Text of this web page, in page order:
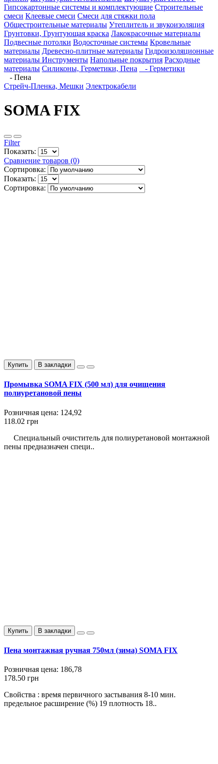
Гипсокартонные системы и комплектующие Строительные
смеси Клеевые смеси Смеси для стяжки пола
Общестроительные материалы Утеплитель и звукоизоляция
Грунтовки, Грунтующая краска Лакокрасочные материалы
Подвесные потолки Водосточные системы Кровельные
материалы Древесно-плитные материалы Гидроизоляционные
материалы Инструменты Напольные покрытия Расходные
материалы Силиконы, Герметики, Пена
- Герметики
- Пена
Стрейч-Пленка, Мешки Электрокабели
SOMA FIX
Filter
Показать:
Сравнение товаров (0)
Сортировка:
Показать:
Сортировка:
Купить В закладки
Промывка SOMA FIX (500 мл) для очищения
полиуретановой пены
Розничная цена: 124,92
118.02 грн
Специальный очиститель для полиуретановой монтажной
пены предназначен специ..
Купить В закладки
Пена монтажная ручная 750мл (зима) SOMA FIX
Розничная цена: 186,78
178.50 грн
Свойства : время первичного застывания 8-10 мин.
предельное расширение (%) 19 плотность 18..